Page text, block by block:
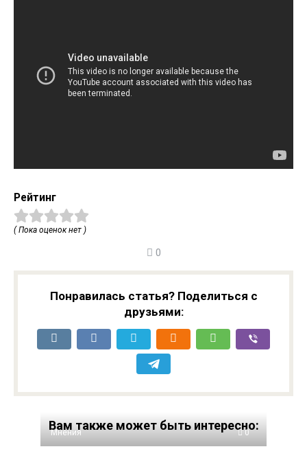
Рейтинг
( Пока оценок нет )
0
Понравилась статья? Поделиться с
друзьями:
Вам также может быть интересно:
Мнения 0